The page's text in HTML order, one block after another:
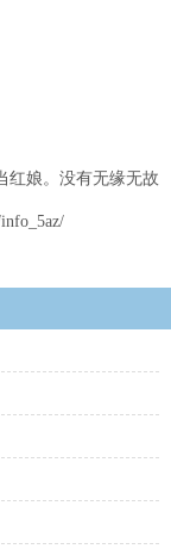
红娘。没有无缘无故